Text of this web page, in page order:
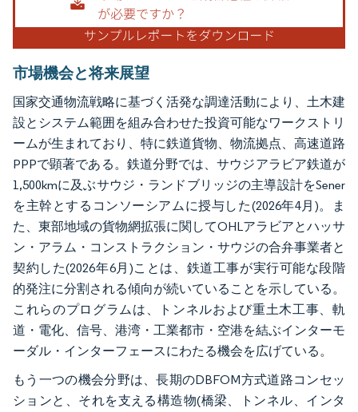
市場機会と将来展望
国家交通物流戦略に基づく活発な調達活動により、土木建
設とシステム範囲を組み合わせた投資可能なワークストリ
ームが生まれており、特に鉄道貨物、物流拠点、高速道路
PPPで顕著である。鉄道分野では、サウジアラビア鉄道が
1,500kmに及ぶサウジ・ランドブリッジの主導設計をSener
を主幹とするコンソーシアムに授与した(2026年4月)。ま
た、東部地域の貨物網拡張に関してOHLアラビアとハッサ
ン・アラム・コンストラクション・サウジの合弁事業者と
契約した(2026年6月)ことは、鉄道工事が実行可能な段階
的発注に分割される傾向が続いていることを示している。
これらのプログラムは、トンネルおよび重土木工事、軌
道・電化、信号、港湾・工業都市・空港を結ぶインターモ
ーダル・インターフェースにわたる機会を広げている。
もう一つの機会分野は、長期のDBFOM方式道路コンセッ
ションと、それを支える構造物(橋梁、トンネル、インタ